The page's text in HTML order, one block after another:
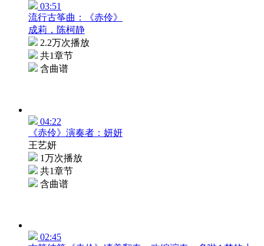
03:51
流行古筝曲：《赤伶》
成莉，陈柯静
2.2万次播放
共1章节
含曲谱
04:22
《赤伶》演奏者：妍妍
王艺妍
1万次播放
共1章节
含曲谱
02:45